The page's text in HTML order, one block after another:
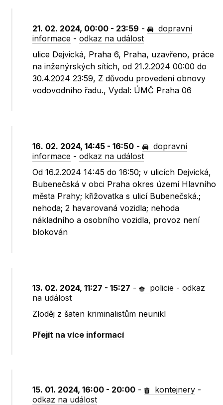
21. 02. 2024, 00:00 - 23:59 -
dopravní
informace -odkaz na událost
ulice Dejvická, Praha 6, Praha, uzavřeno, práce
na inženýrských sítích, od 21.2.2024 00:00 do
30.4.2024 23:59, Z důvodu provedení obnovy
vodovodního řadu., Vydal: ÚMČ Praha 06
16. 02. 2024, 14:45 - 16:50 -
dopravní
informace -odkaz na událost
Od 16.2.2024 14:45 do 16:50; v ulicích Dejvická,
Bubenečská v obci Praha okres území Hlavního
města Prahy; křižovatka s ulicí Bubenečská.;
nehoda; 2 havarovaná vozidla; nehoda
nákladního a osobního vozidla, provoz není
blokován
13. 02. 2024, 11:27 - 15:27 - policie -odkaz
na událost
Zloděj z šaten kriminalistům neunikl
Přejít na více informací
15. 01. 2024, 16:00 - 20:00 - kontejnery -
odkaz na událost